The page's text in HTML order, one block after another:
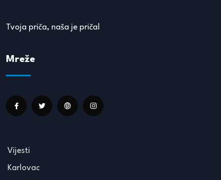
Tvoja priča, naša je priča!
Mreže
Vijesti
Karlovac